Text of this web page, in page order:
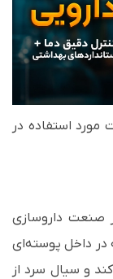
مورد استفاده در
صنعت داروسازی
در داخل پوسته‌ای
و سیال سرد از